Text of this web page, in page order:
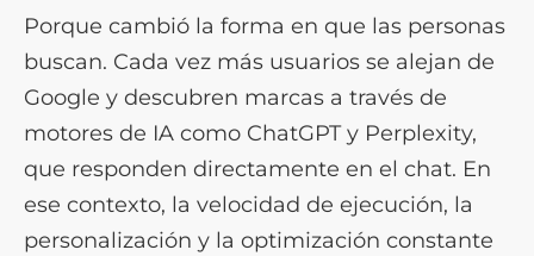
Porque cambió la forma en que las personas
buscan. Cada vez más usuarios se alejan de
Google y descubren marcas a través de
motores de IA como ChatGPT y Perplexity,
que responden directamente en el chat. En
ese contexto, la velocidad de ejecución, la
personalización y la optimización constante